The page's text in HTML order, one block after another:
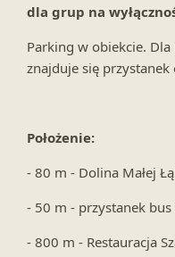
dla grup na
Parking w obiekcie.
znajduje się
Położenie:
- 80 m - Dolina Małej
- 50 m - przystanek
- 800 m - Restauracja